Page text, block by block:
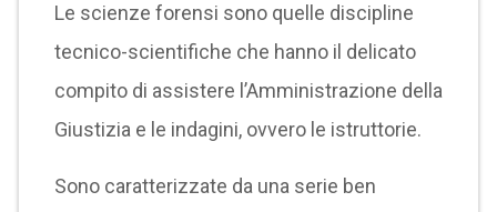
Le scienze forensi sono quelle discipline
tecnico-scientifiche che hanno il delicato
compito di assistere l’Amministrazione della
Giustizia e le indagini, ovvero le istruttorie.
Sono caratterizzate da una serie ben